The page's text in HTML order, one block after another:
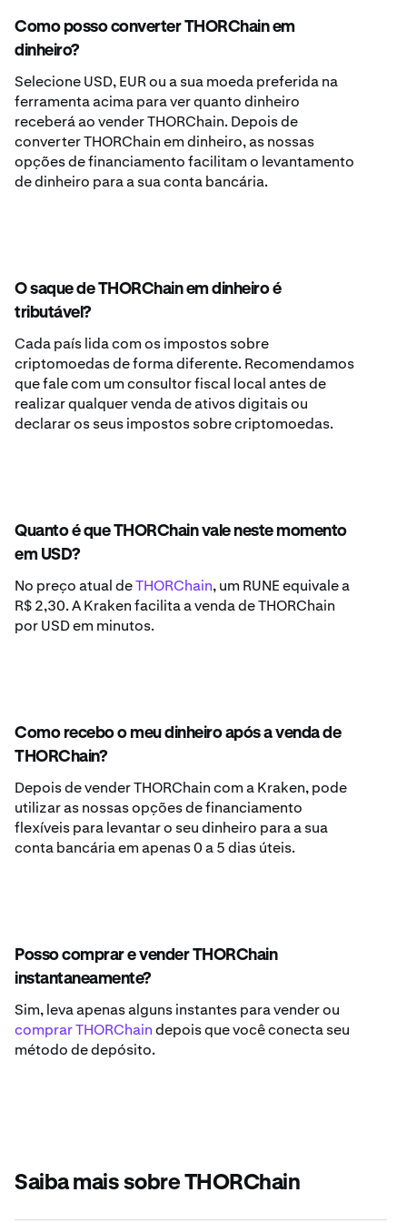
Como posso converter THORChain em
dinheiro?
Selecione USD, EUR ou a sua moeda preferida na
ferramenta acima para ver quanto dinheiro
receberá ao vender THORChain. Depois de
converter THORChain em dinheiro, as nossas
opções de financiamento facilitam o levantamento
de dinheiro para a sua conta bancária.
O saque de THORChain em dinheiro é
tributável?
Cada país lida com os impostos sobre
criptomoedas de forma diferente. Recomendamos
que fale com um consultor fiscal local antes de
realizar qualquer venda de ativos digitais ou
declarar os seus impostos sobre criptomoedas.
Quanto é que THORChain vale neste momento
em USD?
No preço atual deTHORChain, um RUNE equivale a
R$ 2,30. A Kraken facilita a venda de THORChain
por USD em minutos.
Como recebo o meu dinheiro após a venda de
THORChain?
Depois de vender THORChain com a Kraken, pode
utilizar as nossas opções de financiamento
flexíveis para levantar o seu dinheiro para a sua
conta bancária em apenas 0 a 5 dias úteis.
Posso comprar e vender THORChain
instantaneamente?
Sim, leva apenas alguns instantes para vender ou
comprar THORChaindepois que você conecta seu
método de depósito.
Saiba mais sobre THORChain